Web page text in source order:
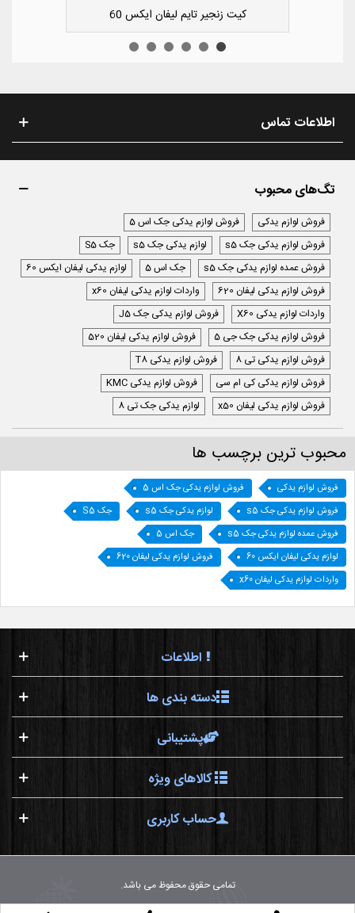
کشویی کوچک سپر عقب راست لیفان ایکس 50
اطلاعات تماس
تگ‌های محبوب
فروش لوازم یدکی
فروش لوازم یدکی جک اس 5
فروش لوازم یدکی جک s5
لوازم یدکی جک s5
جک S5
فروش عمده لوازم یدکی جک s5
جک اس 5
لوازم یدکی لیفان ایکس 60
فروش لوازم یدکی لیفان 620
واردات لوازم یدکی لیفان x60
واردات لوازم یدکی X60
فروش لوازم یدکی جک J5
فروش لوازم یدکی جک جی 5
فروش لوازم یدکی لیفان 520
فروش لوازم یدکی تی 8
فروش لوازم یدکی T8
فروش لوازم یدکی کی ام سی
فروش لوازم یدکی KMC
فروش لوازم یدکی لیفان x50
لوازم یدکی جک تی 8
محبوب ترین برچسب ها
فروش لوازم یدکی
فروش لوازم یدکی جک اس 5
فروش لوازم یدکی جک s5
لوازم یدکی جک s5
جک S5
فروش عمده لوازم یدکی جک s5
جک اس 5
لوازم یدکی لیفان ایکس 60
فروش لوازم یدکی لیفان 620
واردات لوازم یدکی لیفان x60
اطلاعات
دسته بندی ها
پشتیبانی
کالاهای ویژه
حساب کاربری
تمامی حقوق محفوظ می باشد.